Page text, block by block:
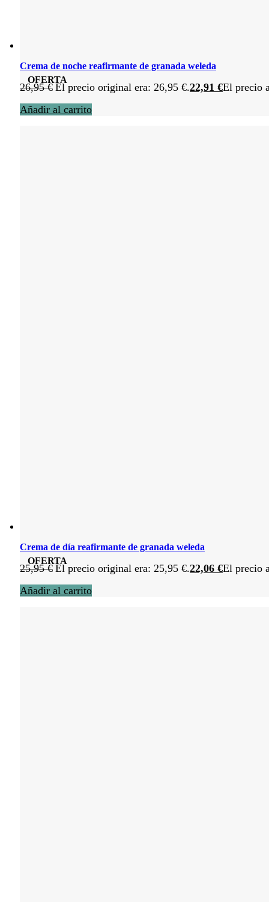
OFERTA
Crema de noche reafirmante de granada weleda
26,95€ El precio original era: 26,95 €.22,91 €El precio
Añadir al carrito
OFERTA
Crema de día reafirmante de granada weleda
25,95€ El precio original era: 25,95 €.22,06 €El precio
Añadir al carrito